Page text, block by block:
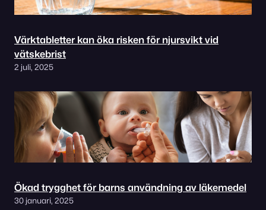
Värktabletter kan öka risken för njursvikt vid
vätskebrist
2 juli, 2025
Ökad trygghet för barns användning av läkemedel
30 januari, 2025